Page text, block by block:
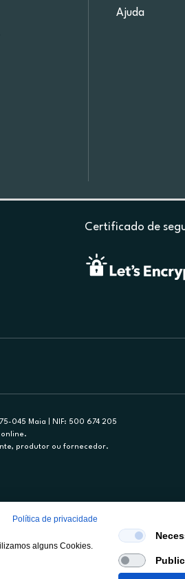
Ajuda
Certificado de
045 Maia | NIF: 500 674 205
online.
produtor ou fornecedor.
e com exclusividade (registo BdP 2314.)
Política de privacidade
alguns Cookies.